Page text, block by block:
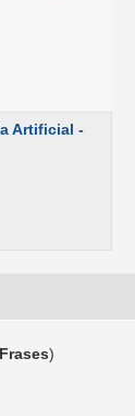
Artificial -
)